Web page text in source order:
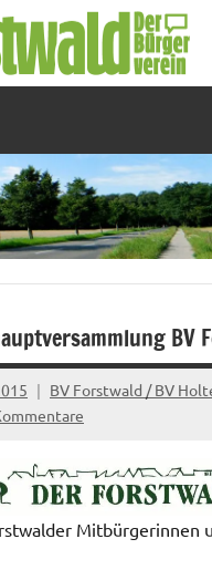
BV
BV Forstwald / BV
Mitbürgerinnen